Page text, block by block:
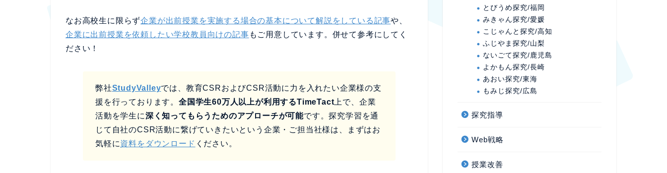
なお高校生に限らず企業が出前授業を実施する場合の基本について解説をしている記事や、
企業に出前授業を依頼したい学校教員向けの記事 もご用意しています。併せて参考にしてく
ださい！
弊社StudyValleyでは、教育CSRおよびCSR活動に力を入れたい企業様の支
援を行っております。 全国学生60万人以上が利用するTimeTact 上で、企業
活動を学生に深く知ってもらうためのアプローチが可能です。探究学習を通
じて自社のCSR活動に繋げていきたいという企業・ご担当社様は、まずはお
気軽に資料をダウンロード ください。
とびうめ探究/福岡
みきゃん探究/愛媛
こじゃんと探究/高知
ふじやま探究/山梨
ないごて探究/鹿児島
よかもん探究/長崎
あおい探究/東海
もみじ探究/広島
探究指導
Web戦略
授業改善